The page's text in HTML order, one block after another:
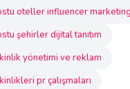
oteller influencer marketing
şehirler dijital tanıtım
yönetimi ve reklam
pr çalışmaları